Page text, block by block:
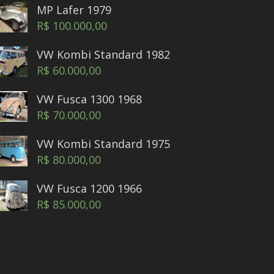
MP Lafer 1979
R$ 100.000,00
VW Kombi Standard 1982
R$ 60.000,00
VW Fusca 1300 1968
R$ 70.000,00
VW Kombi Standard 1975
R$ 80.000,00
VW Fusca 1200 1966
R$ 85.000,00